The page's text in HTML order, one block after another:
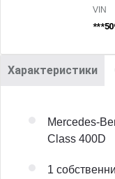
VIN
Характеристики
Mercedes-
Class 400D
1